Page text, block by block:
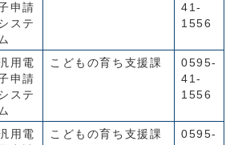
申請
ステ
ム
41-
1556
用電
申請
ステ
ム
こどもの育ち支援課
0595-
41-
1556
用電
こどもの育ち支援課
0595-